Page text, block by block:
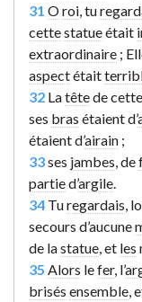
31 Oroi , tu
cettestatueétait
extraordinaire ;
aspectétait
32 Latêtede cette
ses bras étaient d’
étaient d’airain ;
33ses jambes , de
partied’argile
34 Turegardais ,
secours d’aucune
de lastatue , et les
35 Alors lefer, l’
brisés ensemble ,